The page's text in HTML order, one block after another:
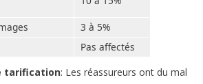
3 à 5%
Pas affectés
tarification: Les réassureurs ont du mal